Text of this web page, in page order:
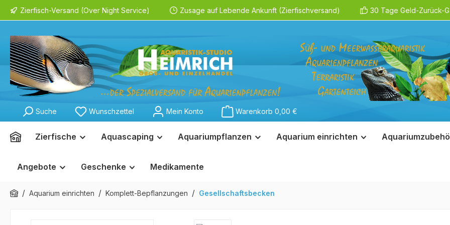
Zur Hauptnavigation springen
Zierfisch-Versand (Over Night Service) Zusage auf Lebende Ankunft (Zierfischversand) 30 Tage Geld-Zurück-
Suche Wunschzettel Mein Konto Warenkorb 0,00 €
Zierfische Aquascaping Aquariumpflanzen Aquarium einrichten
Angebote Geschenke Medikamente
/ Aquarium einrichten / Komplett-Bepflanzungen / Gesellschaftsbecken